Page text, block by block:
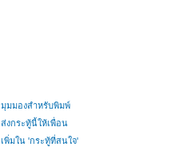
มุมมองสำหรับพิมพ์
ส่งกระทู้นี้ให้เพื่อน
เพิ่มใน 'กระทู้ที่สนใจ'